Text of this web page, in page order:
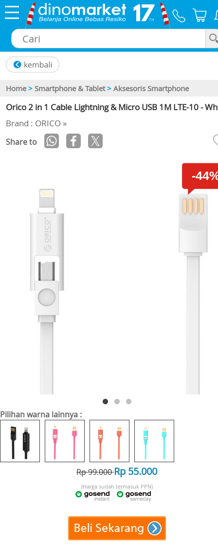
Home > Smartphone & Tablet > Aksesoris Smartphone
Orico 2 in 1 Cable Lightning & Micro USB 1M LTE-10 -
Brand : ORICO »
Share to
-
Pilihan warna lainnya :
Rp 99.000Rp 55.000
(Harga sudah termasuk PPN)